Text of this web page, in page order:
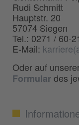
Rudi Schmitt
Hauptstr. 20
57074 Siegen
Tel.: 0271 / 60-
E-Mail:
Oder auf
Formulardes